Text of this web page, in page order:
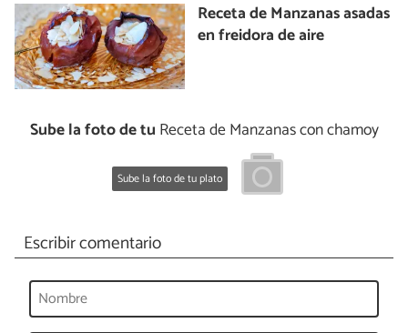
Receta de Manzanas asadas
en freidora de aire
Sube la foto de tu Receta de Manzanas con chamoy
Sube la foto de tu plato
Escribir comentario